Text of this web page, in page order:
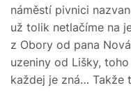
náměstí pivnici
už tolik netlačíme na
z Obory od pana
uzeniny od Lišky,
každej je zná… Takže